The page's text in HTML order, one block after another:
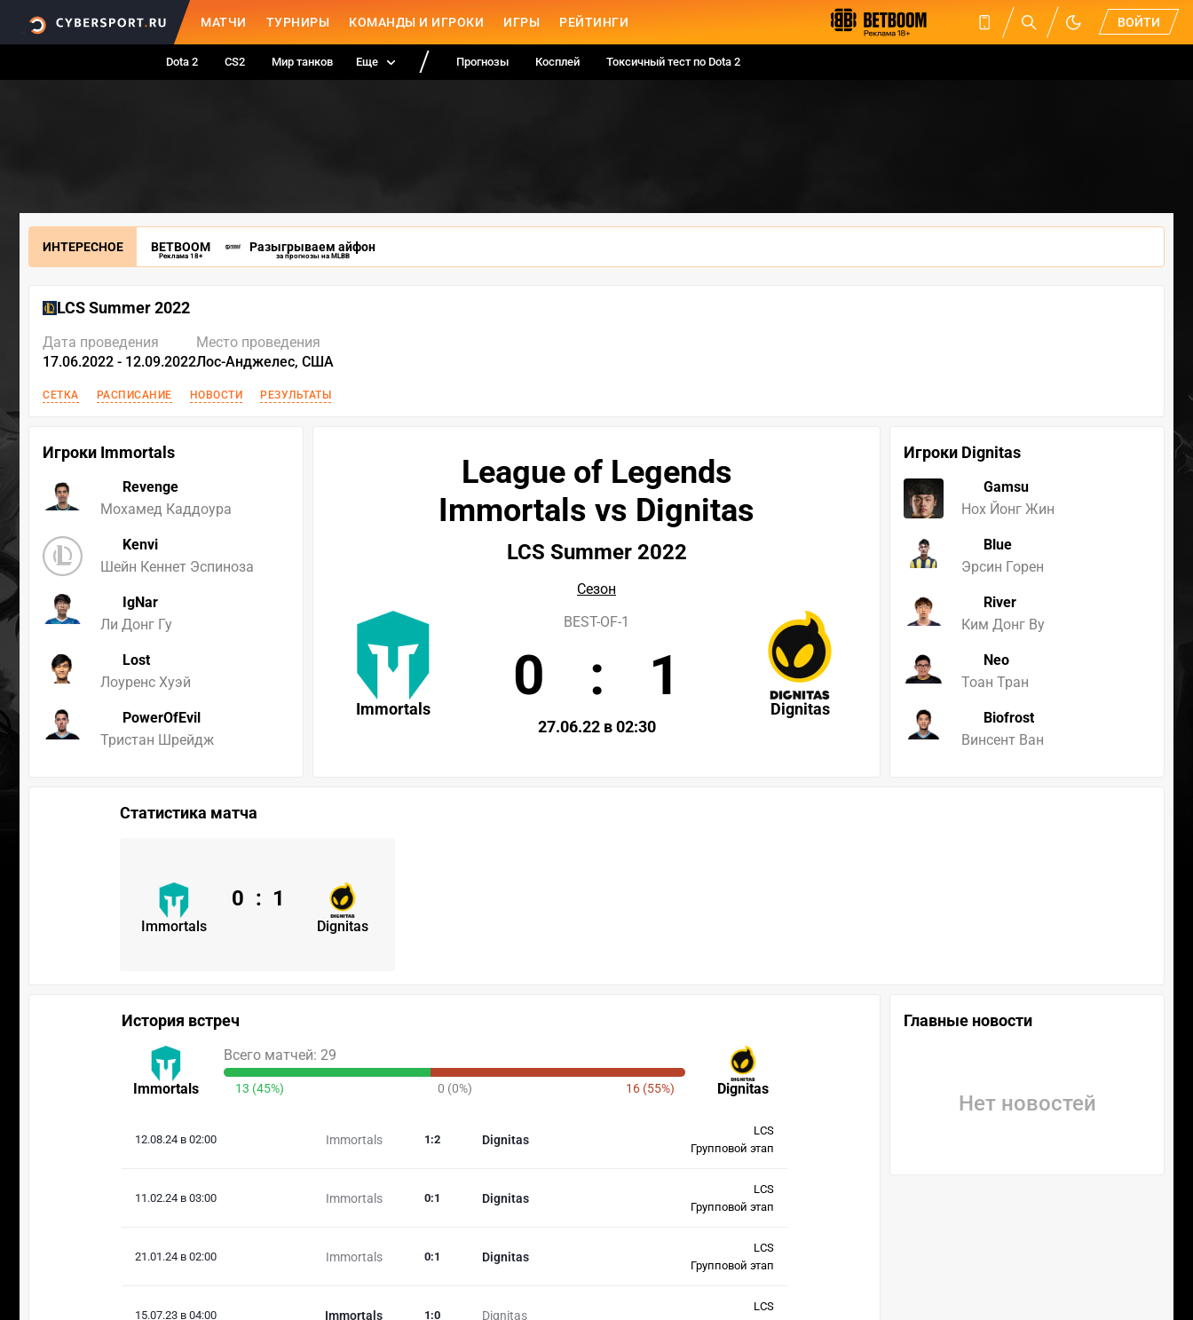
МАТЧИ ТУРНИРЫ КОМАНДЫ И ИГРОКИ ИГРЫ РЕЙТИНГИ ВОЙТИ
Dota 2 CS2 Мир танков Еще Прогнозы Косплей Токсичный тест по Dota 2
ИНТЕРЕСНОЕ BETBOOM
Реклама 18+
Разыгрываем айфон
за прогнозы на MLBB
LCS Summer 2022
Дата проведения
17.06.2022 - 12.09.2022
Место проведения
Лос-Анджелес, США
СЕТКА РАСПИСАНИЕ НОВОСТИ РЕЗУЛЬТАТЫ
Игроки Immortals
Revenge
Мохамед Каддоура
Kenvi
Шейн Кеннет Эспиноза
IgNar
Ли Донг Гу
Lost
Лоуренс Хуэй
PowerOfEvil
Тристан Шрейдж
Игроки Dignitas
Gamsu
Нох Йонг Жин
Blue
Эрсин Горен
River
Ким Донг Ву
Neo
Тоан Тран
Biofrost
Винсент Ван
League of Legends
Immortals vs Dignitas
LCS Summer 2022
Сезон
Immortals Dignitas
BEST-OF-1
0 : 1
27.06.22 в 02:30
Статистика матча
Immortals Dignitas
0 : 1
История встреч
Immortals Dignitas
Всего матчей: 29
13 (45%) 0 (0%) 16 (55%)
12.08.24 в 02:00 Immortals Dignitas
1 :2
LCS
Групповой этап
11.02.24 в 03:00 Immortals Dignitas
0:1
LCS
Групповой этап
21.01.24 в 02:00 Immortals Dignitas
0:1
LCS
Групповой этап
15.07.23 в 04:00 Immortals Dignitas
1 :0
LCS
Главные новости
Нет новостей